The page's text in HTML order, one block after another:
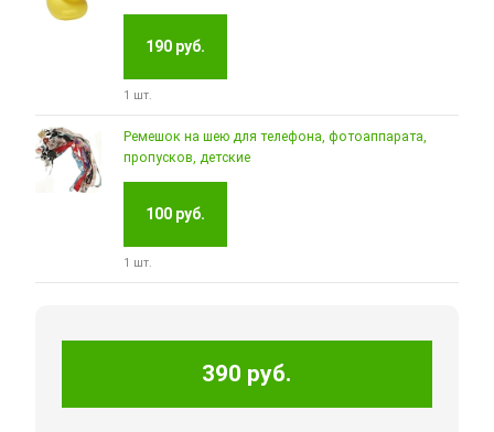
190 руб.
1 шт.
Ремешок на шею для телефона, фотоаппарата,
пропусков, детские
100 руб.
1 шт.
390 руб.